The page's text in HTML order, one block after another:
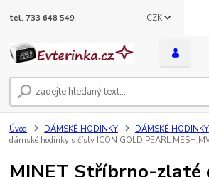
CZK
tel. 733 648 549
Úvod DÁMSKÉ HODINKY DÁMSKÉ HODINKY
dámské hodinky s čísly ICON GOLD PEARL MESH
MINET Stříbrno-zlaté